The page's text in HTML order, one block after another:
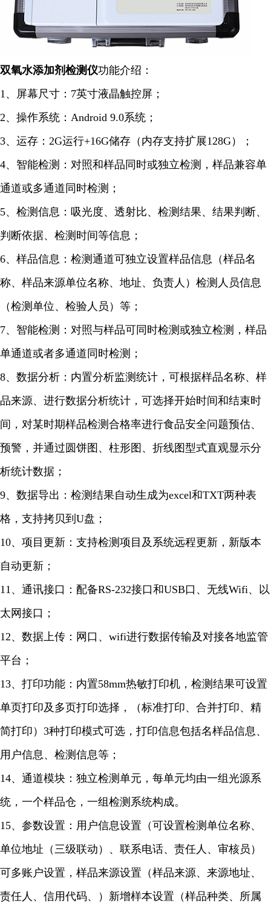
双氧水添加剂检测仪功能介绍：
1、屏幕尺寸：7英寸液晶触控屏；
2、操作系统：Android 9.0系统；
3、运存：2G运行+16G储存（内存支持扩展128G）；
4、智能检测：对照和样品同时或独立检测，样品兼容单
通道或多通道同时检测；
5、检测信息：吸光度、透射比、检测结果、结果判断、
判断依据、检测时间等信息；
6、样品信息：检测通道可独立设置样品信息（样品名
称、样品来源单位名称、地址、负责人）检测人员信息
（检测单位、检验人员）等；
7、智能检测：对照与样品可同时检测或独立检测，样品
单通道或者多通道同时检测；
8、数据分析：内置分析监测统计，可根据样品名称、样
品来源、进行数据分析统计，可选择开始时间和结束时
间，对某时期样品检测合格率进行食品安全问题预估、
预警，并通过圆饼图、柱形图、折线图型式直观显示分
析统计数据；
9、数据导出：检测结果自动生成为excel和TXT两种表
格，支持拷贝到U盘；
10、项目更新：支持检测项目及系统远程更新，新版本
自动更新；
11、通讯接口：配备RS-232接口和USB口、无线Wifi、以
太网接口；
12、数据上传：网口、wifi进行数据传输及对接各地监管
平台；
13、打印功能：内置58mm热敏打印机，检测结果可设置
单页打印及多页打印选择，（标准打印、合并打印、精
简打印）3种打印模式可选，打印信息包括名样品信息、
用户信息、检测信息等；
14、通道模块：独立检测单元，每单元均由一组光源系
统，一个样品仓，一组检测系统构成。
15、参数设置：用户信息设置（可设置检测单位名称、
单位地址（三级联动）、联系电话、责任人、审核员）
可多账户设置，样品来源设置（样品来源、来源地址、
责任人、信用代码、）新增样本设置（样品种类、所属